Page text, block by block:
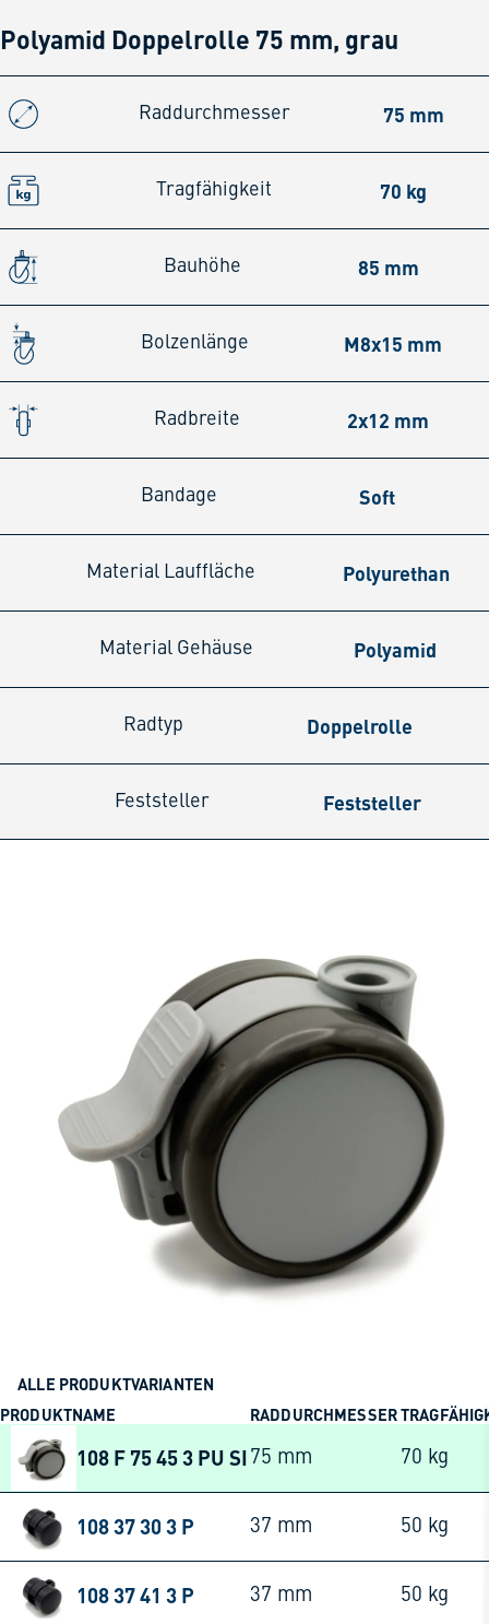
Polyamid Doppelrolle 75 mm, grau
Raddurchmesser 75 mm
Tragfähigkeit 70 kg
Bauhöhe 85 mm
Bolzenlänge M8x15 mm
Radbreite 2x12 mm
Bandage Soft
Material Lauffläche Polyurethan
Material Gehäuse Polyamid
Radtyp Doppelrolle
Feststeller Feststeller
ALLE PRODUKTVARIANTEN
PRODUKTNAME
RADDURCHMESSER
108 F 75 45 3 PU SI 75 mm 70 kg
108 37 30 3 P 37 mm 50 kg
108 37 41 3 P 37 mm 50 kg